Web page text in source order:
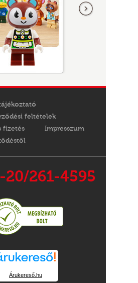
feltételek
fizetés
Impresszum
20/261-4595
Árukereső.hu